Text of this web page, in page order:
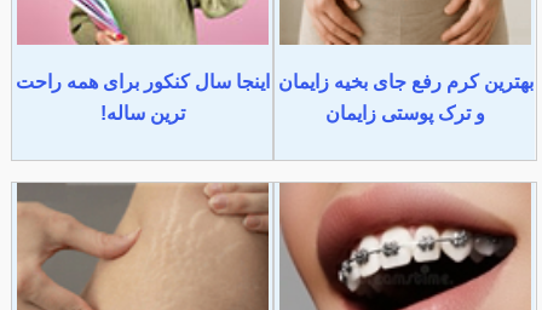
بهترین کرم رفع جای بخیه زایمان
و ترک پوستی زایمان
اینجا سال کنکور برای همه راحت
ترین ساله!